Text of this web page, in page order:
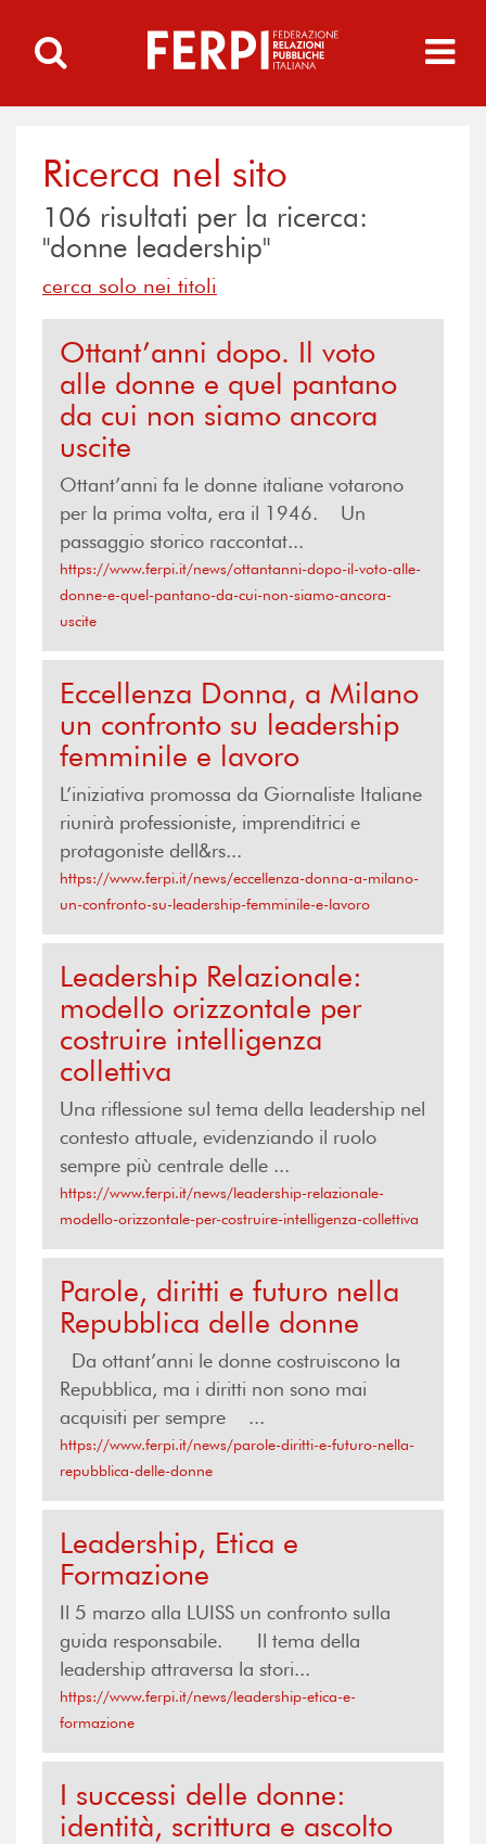
Ricerca nel sito
106 risultati per la ricerca:
"donne leadership"
cerca solo nei titoli
Ottant’anni dopo. Il voto
alle donne e quel pantano
da cui non siamo ancora
uscite
Ottant’anni fa le donne italiane votarono
per la prima volta, era il 1946. Un
passaggio storico raccontat...
https://www.ferpi.it/news/ottantanni-dopo-il-voto-alle-
donne-e-quel-pantano-da-cui-non-siamo-ancora-
uscite
Eccellenza Donna, a Milano
un confronto su leadership
femminile e lavoro
L’iniziativa promossa da Giornaliste Italiane
riunirà professioniste, imprenditrici e
protagoniste dell&rs...
https://www.ferpi.it/news/eccellenza-donna-a-milano-
un-confronto-su-leadership-femminile-e-lavoro
Leadership Relazionale:
modello orizzontale per
costruire intelligenza
collettiva
Una riflessione sul tema della leadership nel
contesto attuale, evidenziando il ruolo
sempre più centrale delle ...
https://www.ferpi.it/news/leadership-relazionale-
modello-orizzontale-per-costruire-intelligenza-collettiva
Parole, diritti e futuro nella
Repubblica delle donne
Da ottant’anni le donne costruiscono la
Repubblica, ma i diritti non sono mai
acquisiti per sempre ...
https://www.ferpi.it/news/parole-diritti-e-futuro-nella-
repubblica-delle-donne
Leadership, Etica e
Formazione
Il 5 marzo alla LUISS un confronto sulla
guida responsabile. Il tema della
leadership attraversa la stori...
https://www.ferpi.it/news/leadership-etica-e-
formazione
I successi delle donne:
identità, scrittura e ascolto